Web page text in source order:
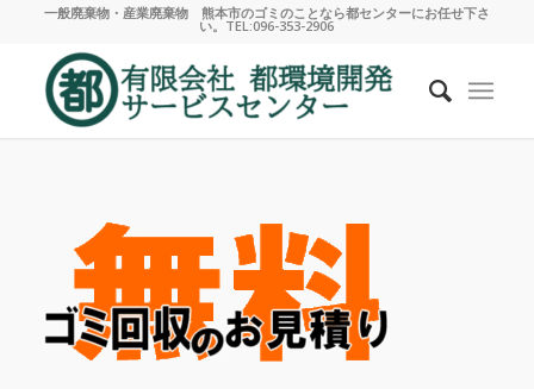
一般廃棄物・産業廃棄物 熊本市のゴミのことなら都センターにお任せ下さ
い。TEL:096-353-2906